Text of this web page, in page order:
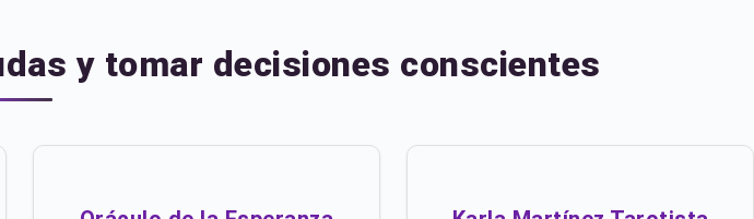
y tomar decisiones conscientes